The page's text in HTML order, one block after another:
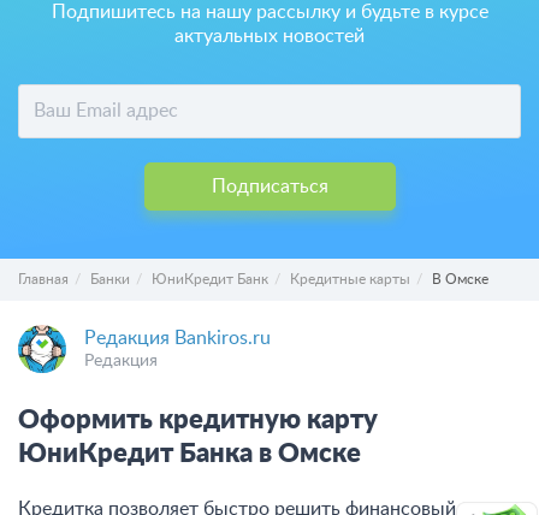
Подпишитесь на нашу рассылку и будьте в курсе
актуальных новостей
Подписаться
Главная Банки ЮниКредит Банк Кредитные карты В Омске
Редакция Bankiros.ru
Редакция
Оформить кредитную карту
ЮниКредит Банка в Омске
Кредитка позволяет быстро решить финансовый